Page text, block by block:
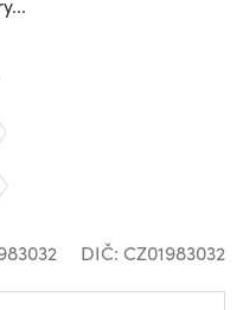
DIČ: CZ01983032